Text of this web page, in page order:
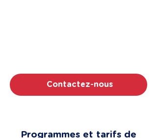
Contactez-nous
Programmes et tarifs de